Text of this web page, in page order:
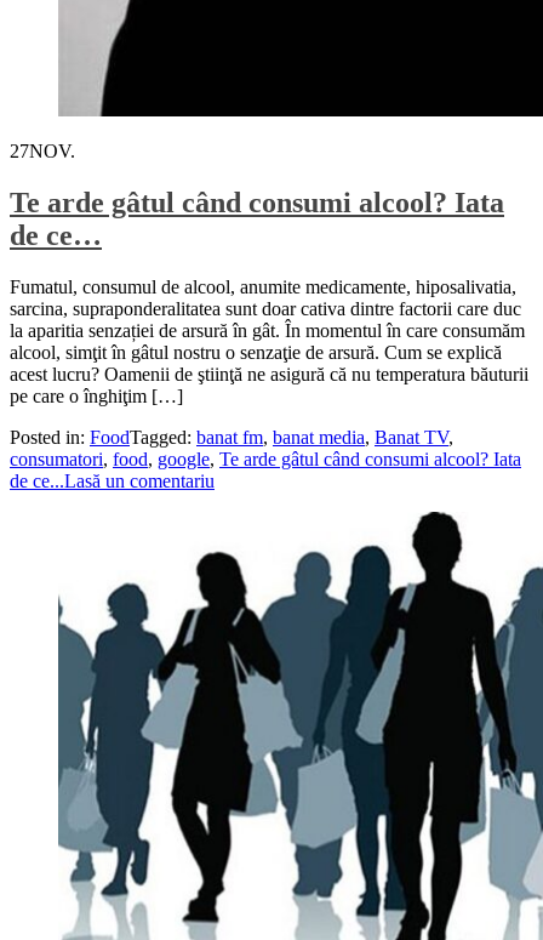
27NOV.
Te arde gâtul când consumi alcool? Iata
de ce…
Fumatul, consumul de alcool, anumite medicamente, hiposalivatia,
sarcina, supraponderalitatea sunt doar cativa dintre factorii care duc
la aparitia senzației de arsură în gât. În momentul în care consumăm
alcool, simţit în gâtul nostru o senzaţie de arsură. Cum se explică
acest lucru? Oamenii de ştiinţă ne asigură că nu temperatura băuturii
pe care o înghiţim […]
Posted in: FoodTagged: banat fm, banat media, Banat TV,
consumatori, food, google, Te arde gâtul când consumi alcool? Iata
de ce...Lasă un comentariu